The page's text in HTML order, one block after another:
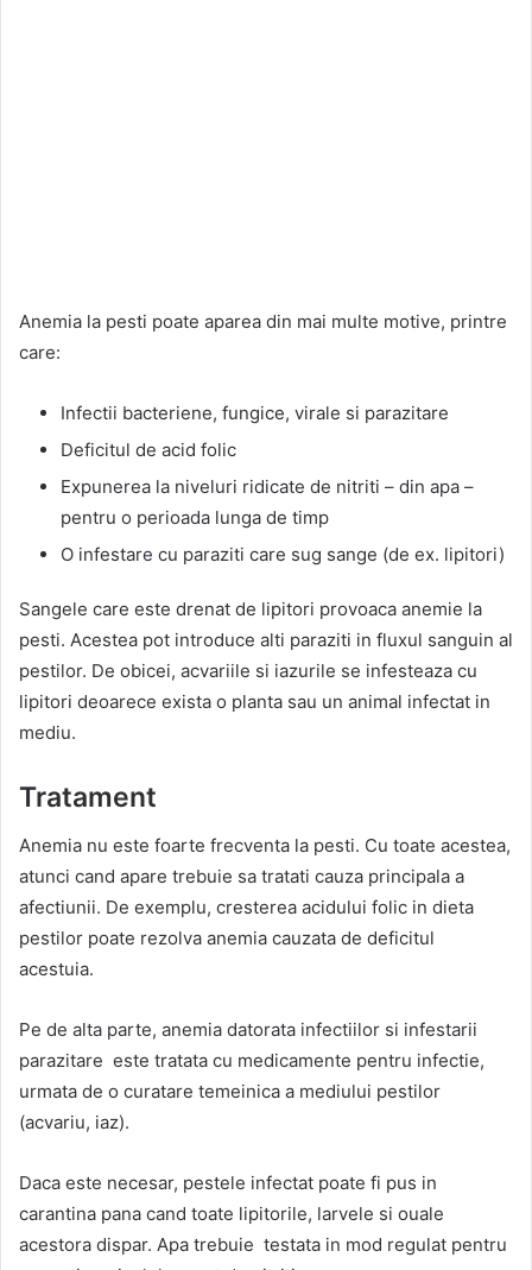
Anemia la pesti poate aparea din mai multe motive, printre
care:
Infectii bacteriene, fungice, virale si parazitare
Deficitul de acid folic
Expunerea la niveluri ridicate de nitriti – din apa –
pentru o perioada lunga de timp
O infestare cu paraziti care sug sange (de ex. lipitori)
Sangele care este drenat de lipitori provoaca anemie la
pesti. Acestea pot introduce alti paraziti in fluxul sanguin al
pestilor. De obicei, acvariile si iazurile se infesteaza cu
lipitori deoarece exista o planta sau un animal infectat in
mediu.
Tratament
Anemia nu este foarte frecventa la pesti. Cu toate acestea,
atunci cand apare trebuie sa tratati cauza principala a
afectiunii. De exemplu, cresterea acidului folic in dieta
pestilor poate rezolva anemia cauzata de deficitul
acestuia.
Pe de alta parte, anemia datorata infectiilor si infestarii
parazitare este tratata cu medicamente pentru infectie,
urmata de o curatare temeinica a mediului pestilor
(acvariu, iaz).
Daca este necesar, pestele infectat poate fi pus in
carantina pana cand toate lipitorile, larvele si ouale
acestora dispar. Apa trebuie testata in mod regulat pentru